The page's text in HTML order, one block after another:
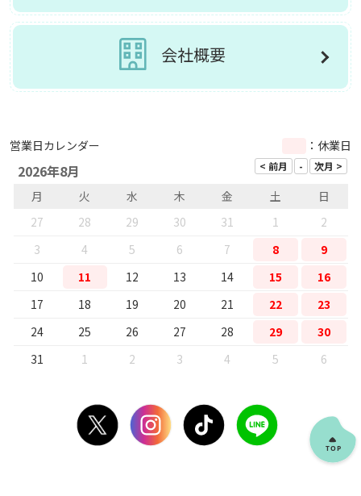
会社概要
営業日カレンダー ：休業日
2026年8月
月 火 水 木 金 土
日
27
28 29 30 31 1
2
3
4 5 6 7 8
9
10
11 12 13 14 15
16
17
18 19 20 21 22
23
24
25 26 27 28 29
30
31
1 2 3 4 5 6